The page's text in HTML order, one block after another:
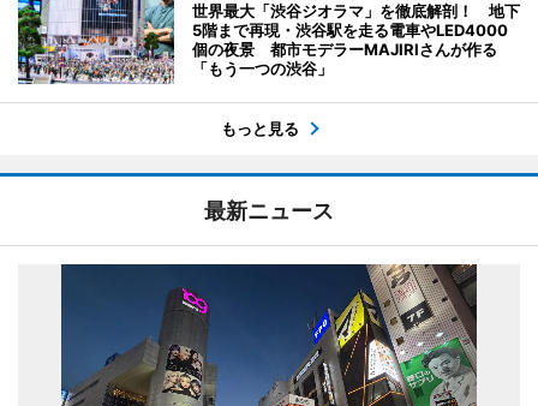
世界最大「渋谷ジオラマ」を徹底解剖！ 地下
5階まで再現・渋谷駅を走る電車やLED4000
個の夜景 都市モデラーMAJIRIさんが作る
「もう一つの渋谷」
もっと見る
最新ニュース